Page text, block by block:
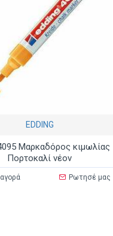
EDDING
Μαρκαδόρος κιμωλίας
Πορτοκαλί νέον
Ρωτησέ μας